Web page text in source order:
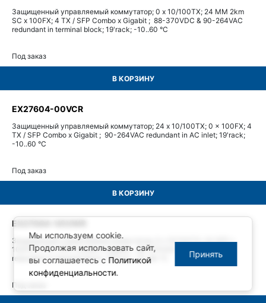
Защищенный управляемый коммутатор; 0 x 10/100TX; 24 MM 2km
SC x 100FX; 4 TX / SFP Combo x Gigabit ; 88-370VDC & 90-264VAC
redundant in terminal block; 19'rack; -10..60 °C
Под заказ
В КОРЗИНУ
EX27604-00VCR
Защищенный управляемый коммутатор; 24 x 10/100TX; 0 x 100FX; 4
TX / SFP Combo x Gigabit ; 90-264VAC redundant in AC inlet; 19'rack;
-10..60 °C
Под заказ
В КОРЗИНУ
EX27064-V0VWR
Защищенный управляемый коммутатор; 0 x 10/100TX; 24 SFP x
100FX; 4 TX / SFP Combo x Gigabit ; 88-370VDC & 90-264VAC
redundant in terminal block; 19'rack; -10..60 °C
Под заказ
Мы используем cookie.
Продолжая использовать сайт,
вы соглашаетесь с Политикой
конфиденциальности.
Принять